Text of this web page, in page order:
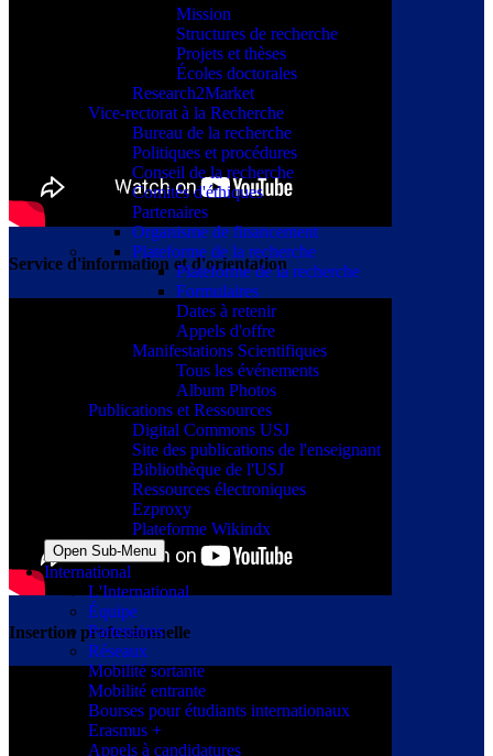
Mission
Structures de recherche
Projets et thèses
Écoles doctorales
Research2Market
Vice-rectorat à la Recherche
Bureau de la recherche
Politiques et procédures
Conseil de la recherche
Comités d'éthiques
Partenaires
Organisme de financement
Plateforme de la recherche
Plateforme de la recherche
Formulaires
Dates à retenir
Appels d'offre
Manifestations Scientifiques
Tous les événements
Album Photos
Publications et Ressources
Digital Commons USJ
Site des publications de l'enseignant
Bibliothèque de l'USJ
Ressources électroniques
Ezproxy
Plateforme Wikindx
Open Sub-Menu
International
L'International
Équipe
Partenaires
Réseaux
Mobilité sortante
Mobilité entrante
Bourses pour étudiants internationaux
Erasmus +
Appels à candidatures
Service d'information et d'orientation
Insertion professionnelle